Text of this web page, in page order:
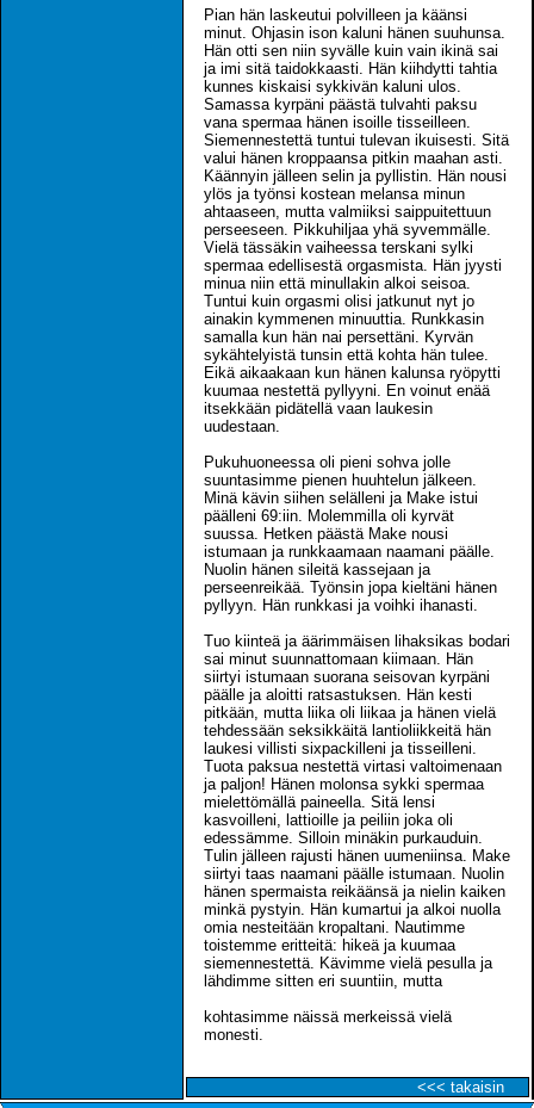
Pian hän laskeutui polvilleen ja käänsi
minut. Ohjasin ison kaluni hänen suuhunsa.
Hän otti sen niin syvälle kuin vain ikinä sai
ja imi sitä taidokkaasti. Hän kiihdytti tahtia
kunnes kiskaisi sykkivän kaluni ulos.
Samassa kyrpäni päästä tulvahti paksu
vana spermaa hänen isoille tisseilleen.
Siemennestettä tuntui tulevan ikuisesti. Sitä
valui hänen kroppaansa pitkin maahan asti.
Käännyin jälleen selin ja pyllistin. Hän nousi
ylös ja työnsi kostean melansa minun
ahtaaseen, mutta valmiiksi saippuitettuun
perseeseen. Pikkuhiljaa yhä syvemmälle.
Vielä tässäkin vaiheessa terskani sylki
spermaa edellisestä orgasmista. Hän jyysti
minua niin että minullakin alkoi seisoa.
Tuntui kuin orgasmi olisi jatkunut nyt jo
ainakin kymmenen minuuttia. Runkkasin
samalla kun hän nai persettäni. Kyrvän
sykähtelyistä tunsin että kohta hän tulee.
Eikä aikaakaan kun hänen kalunsa ryöpytti
kuumaa nestettä pyllyyni. En voinut enää
itsekkään pidätellä vaan laukesin
uudestaan.
Pukuhuoneessa oli pieni sohva jolle
suuntasimme pienen huuhtelun jälkeen.
Minä kävin siihen selälleni ja Make istui
päälleni 69:iin. Molemmilla oli kyrvät
suussa. Hetken päästä Make nousi
istumaan ja runkkaamaan naamani päälle.
Nuolin hänen sileitä kassejaan ja
perseenreikää. Työnsin jopa kieltäni hänen
pyllyyn. Hän runkkasi ja voihki ihanasti.
Tuo kiinteä ja äärimmäisen lihaksikas bodari
sai minut suunnattomaan kiimaan. Hän
siirtyi istumaan suorana seisovan kyrpäni
päälle ja aloitti ratsastuksen. Hän kesti
pitkään, mutta liika oli liikaa ja hänen vielä
tehdessään seksikkäitä lantioliikkeitä hän
laukesi villisti sixpackilleni ja tisseilleni.
Tuota paksua nestettä virtasi valtoimenaan
ja paljon! Hänen molonsa sykki spermaa
mielettömällä paineella. Sitä lensi
kasvoilleni, lattioille ja peiliin joka oli
edessämme. Silloin minäkin purkauduin.
Tulin jälleen rajusti hänen uumeniinsa. Make
siirtyi taas naamani päälle istumaan. Nuolin
hänen spermaista reikäänsä ja nielin kaiken
minkä pystyin. Hän kumartui ja alkoi nuolla
omia nesteitään kropaltani. Nautimme
toistemme eritteitä: hikeä ja kuumaa
siemennestettä. Kävimme vielä pesulla ja
lähdimme sitten eri suuntiin, mutta
kohtasimme näissä merkeissä vielä
monesti.
<<< takaisin